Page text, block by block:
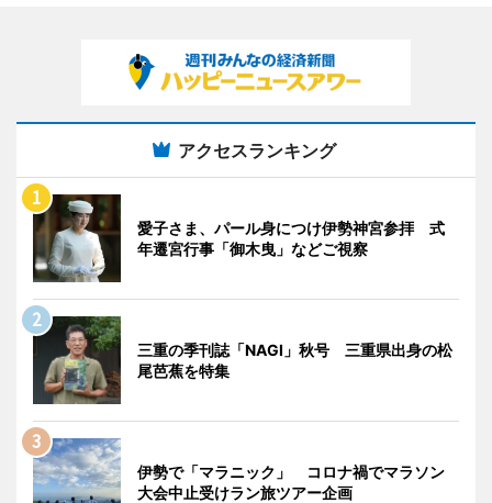
アクセスランキング
愛子さま、パール身につけ伊勢神宮参拝 式
年遷宮行事「御木曳」などご視察
三重の季刊誌「NAGI」秋号 三重県出身の松
尾芭蕉を特集
伊勢で「マラニック」 コロナ禍でマラソン
大会中止受けラン旅ツアー企画